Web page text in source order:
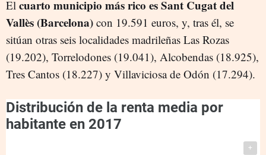
El cuarto municipio más rico es Sant Cugat del
Vallès (Barcelona) con 19.591 euros, y, tras él, se
sitúan otras seis localidades madrileñas Las Rozas
(19.202), Torrelodones (19.041), Alcobendas (18.925),
Tres Cantos (18.227) y Villaviciosa de Odón (17.294).